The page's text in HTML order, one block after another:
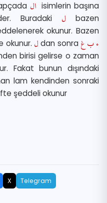
ال isimlerin başına
Buradaki
لbazen
okunur. Bazen
okunur. لdan sonra ء ب غ
birisi gelirse o zaman
Fakat bunun dışındaki
lam kendinden sonraki
şeddeli okunur
X
Telegram